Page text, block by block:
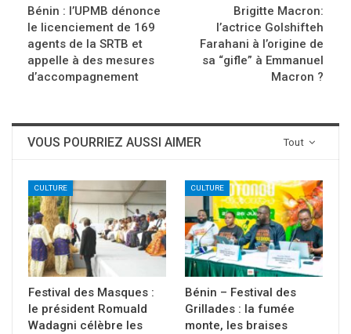
Bénin : l’UPMB dénonce
le licenciement de 169
agents de la SRTB et
appelle à des mesures
d’accompagnement
Brigitte Macron:
l’actrice Golshifteh
Farahani à l’origine de
sa “gifle” à Emmanuel
Macron ?
Tout
VOUS POURRIEZ AUSSI AIMER
CULTURE
Festival des Masques :
le président Romuald
Wadagni célèbre les
CULTURE
Bénin – Festival des
Grillades : la fumée
monte, les braises